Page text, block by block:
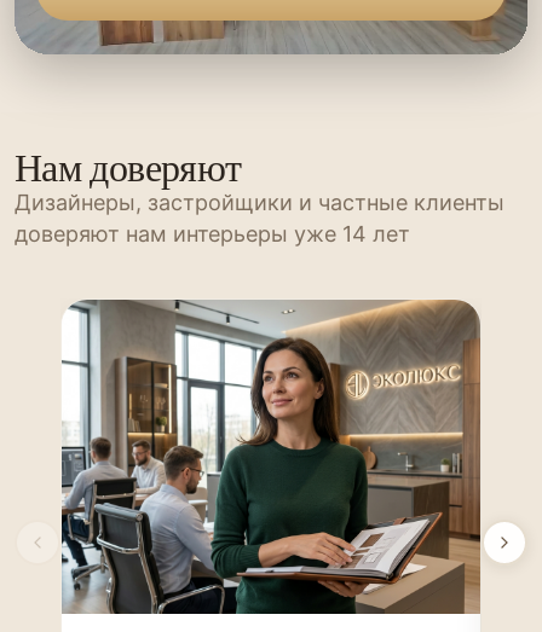
Нам доверяют
Дизайнеры, застройщики и частные клиенты
доверяют нам интерьеры уже 14 лет